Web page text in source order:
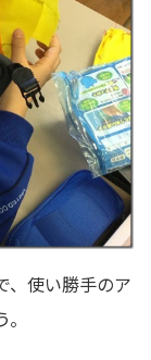
、使い勝手のア